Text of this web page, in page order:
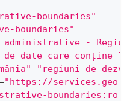
boundaries"
boundaries"
administrative -
de date care conține
"regiuni de
"https://services.geo-